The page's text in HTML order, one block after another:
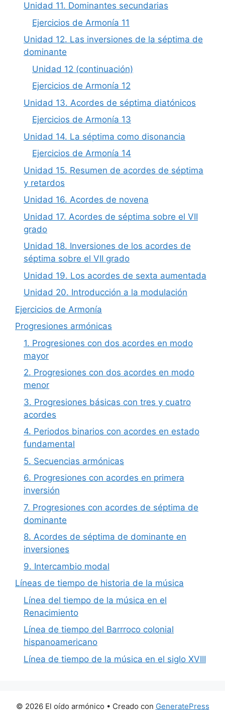
Unidad 11. Dominantes secundarias
Ejercicios de Armonía 11
Unidad 12. Las inversiones de la séptima de
dominante
Unidad 12 (continuación)
Ejercicios de Armonía 12
Unidad 13. Acordes de séptima diatónicos
Ejercicios de Armonía 13
Unidad 14. La séptima como disonancia
Ejercicios de Armonía 14
Unidad 15. Resumen de acordes de séptima
y retardos
Unidad 16. Acordes de novena
Unidad 17. Acordes de séptima sobre el VII
grado
Unidad 18. Inversiones de los acordes de
séptima sobre el VII grado
Unidad 19. Los acordes de sexta aumentada
Unidad 20. Introducción a la modulación
Ejercicios de Armonía
Progresiones armónicas
1. Progresiones con dos acordes en modo
mayor
2. Progresiones con dos acordes en modo
menor
3. Progresiones básicas con tres y cuatro
acordes
4. Periodos binarios con acordes en estado
fundamental
5. Secuencias armónicas
6. Progresiones con acordes en primera
inversión
7. Progresiones con acordes de séptima de
dominante
8. Acordes de séptima de dominante en
inversiones
9. Intercambio modal
Líneas de tiempo de historia de la música
Línea del tiempo de la música en el
Renacimiento
Línea de tiempo del Barrroco colonial
hispanoamericano
Línea de tiempo de la música en el siglo XVIII
© 2026 El oído armónico • Creado con GeneratePress